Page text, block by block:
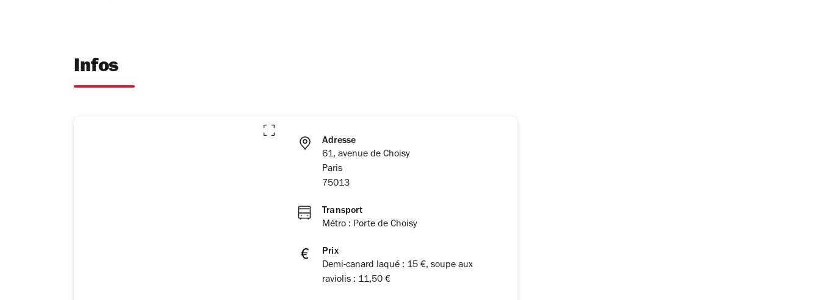
Infos
Adresse
61, avenue de Choisy
Paris
75013
Transport
Métro : Porte de Choisy
Prix
Demi-canard laqué : 15 €, soupe aux
raviolis : 11,50 €